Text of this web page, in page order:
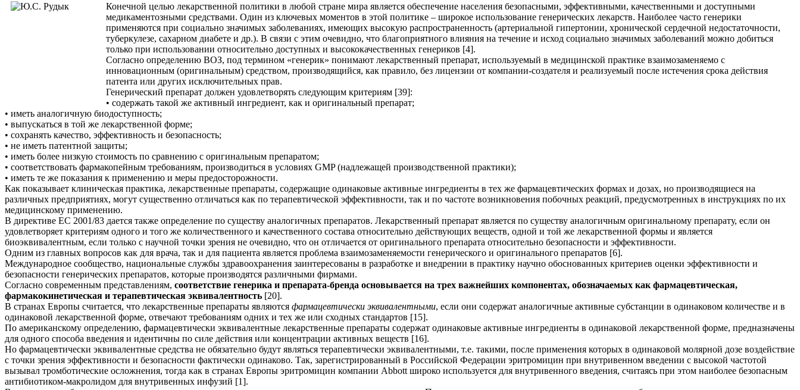
Конечной целью лекарственной политики в любой стране мира является обеспечение населения безопасными, эффективными, качественными и доступными
медикаментозными средствами. Один из ключевых моментов в этой политике – широкое использование генерических лекарств. Наиболее часто генерики
применяются при социально значимых заболеваниях, имеющих высокую распространенность (артериальной гипертонии, хронической сердечной недостаточности,
туберкулезе, сахарном диабете и др.). В связи с этим очевидно, что благоприятного влияния на течение и исход социально значимых заболеваний можно добиться
только при использовании относительно доступных и высококачественных генериков [4].
Согласно определению ВОЗ, под термином «генерик» понимают лекарственный препарат, используемый в медицинской практике взаимозаменяемо с
инновационным (оригинальным) средством, производящийся, как правило, без лицензии от компании-создателя и реализуемый после истечения срока действия
патента или других исключительных прав.
Генерический препарат должен удовлетворять следующим критериям [39]:
• содержать такой же активный ингредиент, как и оригинальный препарат;
• иметь аналогичную биодоступность;
• выпускаться в той же лекарственной форме;
• сохранять качество, эффективность и безопасность;
• не иметь патентной защиты;
• иметь более низкую стоимость по сравнению с оригинальным препаратом;
• соответствовать фармакопейным требованиям, производиться в условиях GMP (надлежащей производственной практики);
• иметь те же показания к применению и меры предосторожности.
Как показывает клиническая практика, лекарственные препараты, содержащие одинаковые активные ингредиенты в тех же фармацевтических формах и дозах, но производящиеся на
различных предприятиях, могут существенно отличаться как по терапевтической эффективности, так и по частоте возникновения побочных реакций, предусмотренных в инструкциях по их
медицинскому применению.
В директиве ЕС 2001/83 дается также определение по существу аналогичных препаратов. Лекарственный препарат является по существу аналогичным оригинальному препарату, если он
удовлетворяет критериям одного и того же количественного и качественного состава относительно действующих веществ, одной и той же лекарственной формы и является
биоэквивалентным, если только с научной точки зрения не очевидно, что он отличается от оригинального препарата относительно безопасности и эффективности.
Одним из главных вопросов как для врача, так и для пациента является проблема взаимозаменяемости генерического и оригинального препаратов [6].
Международное сообщество, национальные службы здравоохранения заинтересованы в разработке и внедрении в практику научно обоснованных критериев оценки эффективности и
безопасности генерических препаратов, которые производятся различными фирмами.
Согласно современным представлениям, соответствие генерика и препарата-бренда основывается на трех важнейших компонентах, обозначаемых как фармацевтическая,
фармакокинетическая и терапевтическая эквивалентность [20].
В странах Европы считается, что лекарственные препараты являются фармацевтически эквивалентными, если они содержат аналогичные активные субстанции в одинаковом количестве и в
одинаковой лекарственной форме, отвечают требованиям одних и тех же или сходных стандартов [15].
По американскому определению, фармацевтически эквивалентные лекарственные препараты содержат одинаковые активные ингредиенты в одинаковой лекарственной форме, предназначены
для одного способа введения и идентичны по силе действия или концентрации активных веществ [16].
Но фармацевтически эквивалентные средства не обязательно будут являться терапевтически эквивалентными, т.е. такими, после применения которых в одинаковой молярной дозе воздействие
с точки зрения эффективности и безопасности фактически одинаково. Так, зарегистрированный в Российской Федерации эритромицин при внутривенном введении с высокой частотой
вызывал тромботические осложнения, тогда как в странах Европы эритромицин компании Abbott широко используется для внутривенного введения, считаясь при этом наиболее безопасным
антибиотиком-макролидом для внутривенных инфузий [1].